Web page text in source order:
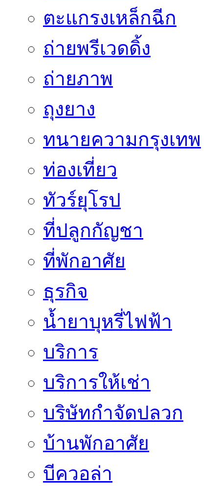
ตะแกรงเหล็กฉีก
ถ่ายพรีเวดดิ้ง
ถ่ายภาพ
ถุงยาง
ทนายความกรุงเทพ
ท่องเที่ยว
ทัวร์ยุโรป
ที่ปลูกกัญชา
ที่พักอาศัย
ธุรกิจ
น้ำยาบุหรี่ไฟฟ้า
บริการ
บริการให้เช่า
บริษัทกำจัดปลวก
บ้านพักอาศัย
บีควอล่า